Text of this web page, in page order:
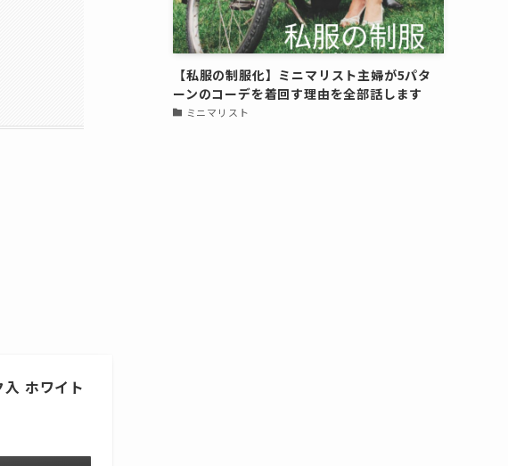
ホワイト
【私服の制服化】ミニマリスト主婦が5パタ
ーンのコーデを着回す理由を全部話します
ミニマリスト